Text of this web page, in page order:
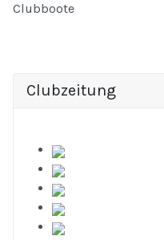
Clubboote
Clubzeitung